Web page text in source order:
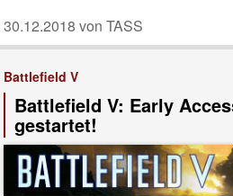
30.12.2018 von TASS
Battlefield V
Battlefield V: Early
gestartet!